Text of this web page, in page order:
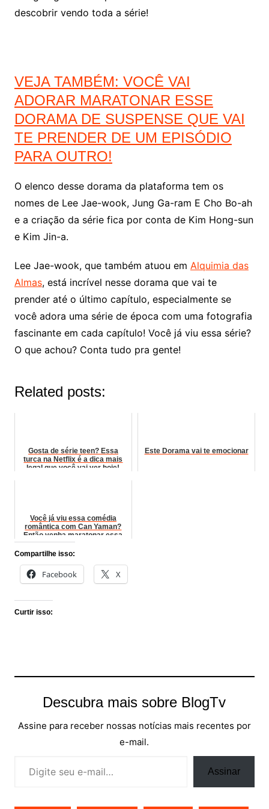
descobrir vendo toda a série!
VEJA TAMBÉM: VOCÊ VAI
ADORAR MARATONAR ESSE
DORAMA DE SUSPENSE QUE VAI
TE PRENDER DE UM EPISÓDIO
PARA OUTRO!
O elenco desse dorama da plataforma tem os
nomes de Lee Jae-wook, Jung Ga-ram E Cho Bo-ah
e a criação da série fica por conta de Kim Hong-sun
e Kim Jin-a.
Lee Jae-wook, que também atuou em Alquimia das
Almas, está incrível nesse dorama que vai te
prender até o último capítulo, especialmente se
você adora uma série de época com uma fotografia
fascinante em cada capítulo! Você já viu essa série?
O que achou? Conta tudo pra gente!
Related posts:
Gosta de série teen? Essa
turca na Netflix é a dica mais
legal que você vai ver hoje!
Este Dorama vai te emocionar
Você já viu essa comédia
romântica com Can Yaman?
Então venha maratonar essa
série turca apaixonante...
Compartilhe isso:
Facebook X
Curtir isso:
Descubra mais sobre BlogTv
Assine para receber nossas notícias mais recentes por
e-mail.
Assinar